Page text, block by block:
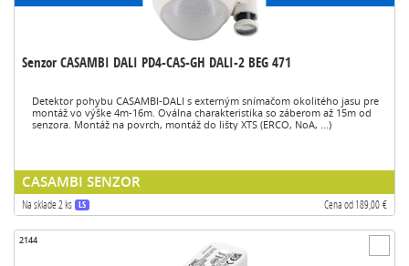
Senzor CASAMBI DALI PD4-CAS-GH DALI-2 BEG 471
Detektor pohybu CASAMBI-DALI s externým snímačom okolitého jasu pre
montáž vo výške 4m-16m. Oválna charakteristika so záberom až 15m od
senzora. Montáž na povrch, montáž do lišty XTS (ERCO, NoA, ...)
CASAMBI SENZOR
Na sklade 2 ks LS Cena od 189,00 €
2144